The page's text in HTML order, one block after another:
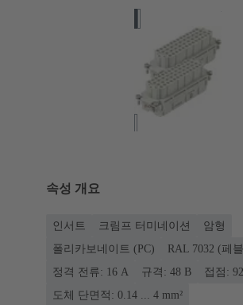
속성 개요
인서트 크림프 터미네이션
암형
폴리카보네이트 (PC)
RAL 7032 (페
정격 전류: ‌16 A
규격: 48 B
접점: 92
도체 단면적: 0.14 ... 4 mm²